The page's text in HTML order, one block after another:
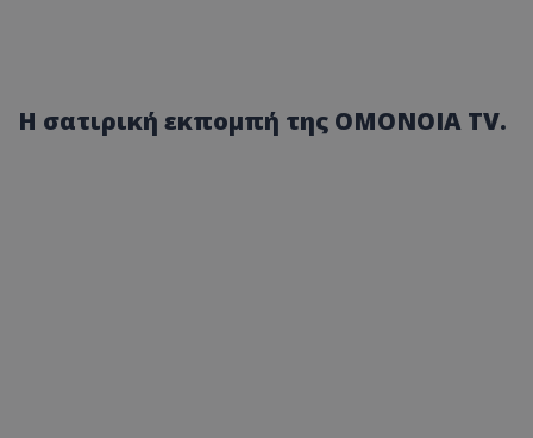
Η σατιρική εκπομπή της OMONOIA TV.